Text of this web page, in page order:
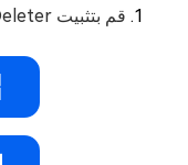
قم بتثبيت 4DDiG Duplicate File Deleter وتشغيله.